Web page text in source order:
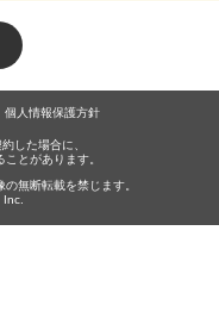
個人情報保護方針
した場合に、
とがあります。
無断転載を禁じます。